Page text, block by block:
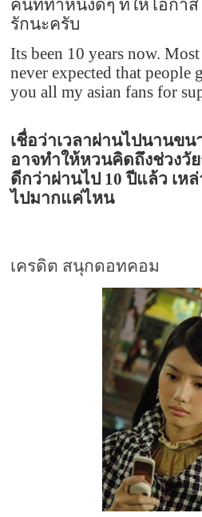
คนที่ทำหนังดีๆ ที่ให้โอกา
รักนะครับ
Its been 10 years now.
never expected that people
you all my asian fans for
เชื่อว่าเวลาผ่านไปนานข
อาจทำให้หวนคิดถึงช่วงวั
ดีกว่าผ่านไป 10 ปีแล้ว เห
ไปมากแค่ไหน
เครดิต สนุกดอทคอม